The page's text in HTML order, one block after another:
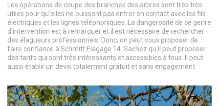
Les opérations de coupe des branches des arbres sont très très
utiles pour qu'elles ne puissent pas entrer en contact avec les fils
électriques et les lignes téléphoniques. La dangerosité de ce genre
d'intervention est à remarquer et il est nécessaire de rechercher
des élagueurs professionnels. Donc, on peut vous proposer de
faire confiance à Schmitt Elagage 14. Sachez qu'il peut proposer
des tarifs qui sont très intéressants et accessibles à tous. Il peut
aussi établir un devis totalement gratuit et sans engagement.